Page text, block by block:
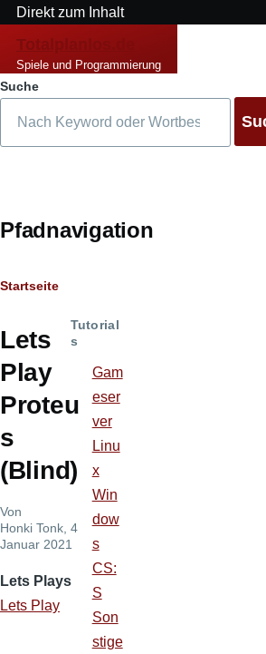
Direkt zum Inhalt
Totalplanlos.de
Spiele und Programmierung
Suche
Pfadnavigation
Startseite
Lets
Play
Proteu
s
(Blind)
Von
Honki Tonk, 4
Januar 2021
Lets Plays
Lets Play
Tutorial
s
Gam
eser
ver
Linu
x
Win
dow
s
CS:
S
Son
stige